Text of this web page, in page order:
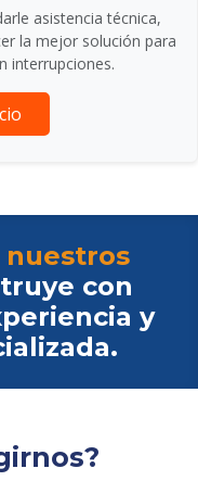
asistencia técnica,
la mejor solución para
interrupciones.
nuestros
con
y